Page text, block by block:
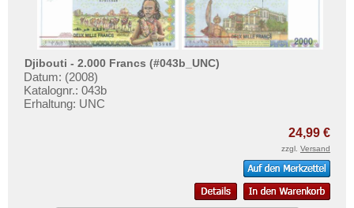
Djibouti - 2.000 Francs (#043b_UNC)
Datum: (2008)
Katalognr.: 043b
Erhaltung: UNC
24,99 €
zzgl. Versand